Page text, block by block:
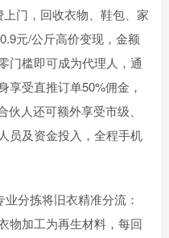
门，回收衣物、鞋包、家
元/公斤高价变现，金额
门槛即可成为代理人，通
享受直推订单50%佣金，
人还可额外享受市级、
员及资金投入，全程手机
分拣将旧衣精准分流：
物加工为再生材料，每回